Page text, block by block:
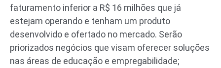
faturamento inferior a R$ 16 milhões que já
estejam operando e tenham um produto
desenvolvido e ofertado no mercado. Serão
priorizados negócios que visam oferecer soluções
nas áreas de educação e empregabilidade;